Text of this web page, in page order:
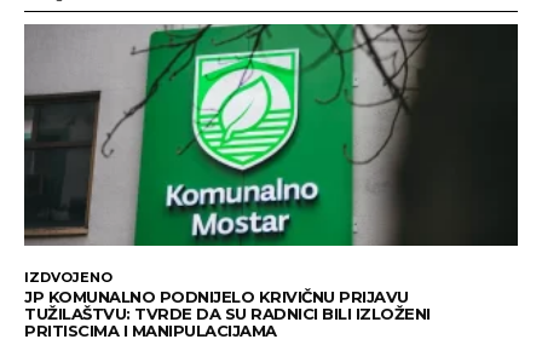
IZDVOJENO
JP KOMUNALNO PODNIJELO KRIVIČNU PRIJAVU
TUŽILAŠTVU: TVRDE DA SU RADNICI BILI IZLOŽENI
PRITISCIMA I MANIPULACIJAMA